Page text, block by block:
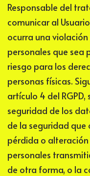
Responsable del
comunicar al
ocurra una
personales que sea
riesgo para los
personas físicas.
artículo 4 del
seguridad de los
de la seguridad que
pérdida o
personales
de otra forma, o la